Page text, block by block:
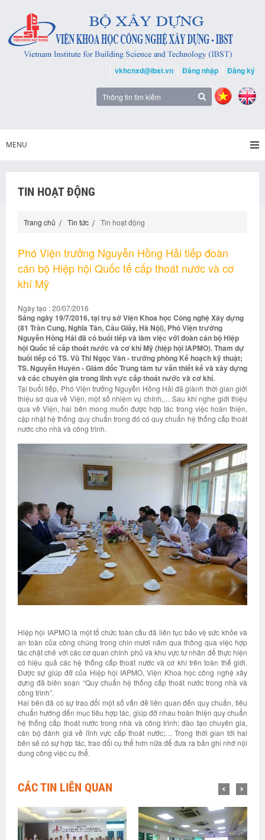
vkhcnxd@ibst.vn Đăng nhập Đăng ký
MENU
TIN HOẠT ĐỘNG
Trang chủ Tin tức Tin hoạt động
Phó Viện trưởng Nguyễn Hồng Hải tiếp đoàn
cán bộ Hiệp hội Quốc tế cấp thoát nước và cơ
khí Mỹ
Ngày tạo : 20/07/2016
Sáng ngày 19/7/2016, tại trụ sở Viện Khoa học Công nghệ Xây dựng
(81 Trần Cung, Nghĩa Tân, Cầu Giấy, Hà Nội), Phó Viện trưởng
Nguyễn Hồng Hải đã có buổi tiếp và làm việc với đoàn cán bộ Hiệp
hội Quốc tế cấp thoát nước và cơ khí Mỹ (hiệp hội IAPMO). Tham dự
buổi tiếp có TS. Vũ Thi Ngọc Vân - trưởng phòng Kế hoạch kỹ thuật;
TS. Nguyễn Huyên - Giám đốc Trung tâm tư vấn thiết kế và xây dựng
và các chuyên gia trong lĩnh vực cấp thoát nước và cơ khí.
Tại buổi tiếp, Phó Viện trưởng Nguyễn Hồng Hải đã giành thời gian giới
thiệu sơ qua về Viện, một số nhiệm vụ chính,… Sau khi nghe giới thiệu
qua về Viện, hai bên mong muốn được hợp tác trong việc hoàn thiện,
cập nhật hệ thống quy chuẩn trong đó có quy chuẩn hệ thống cấp thoát
nước cho nhà và công trình.
Hiệp hội IAPMO là một tổ chức toàn cầu đã liên tục bảo vệ sức khỏe và
an toàn của công chúng trong chin mươi năm qua thông qua việc hợp
tác chặt chẽ với các cơ quan chính phủ và khu vực tư nhân để thực hiện
có hiệu quả các hệ thống cấp thoát nước và cơ khí trên toàn thế giới.
Được sự giúp đỡ của Hiệp hội IAPMO, Viện Khoa học công nghệ xây
dựng đã biên soạn “Quy chuẩn hệ thống cấp thoát nước trong nhà và
công trình”.
Hai bên đã có sự trao đổi một số vấn đề liên quan đến quy chuẩn, tiêu
chuẩn hướng đến mục tiêu hợp tác, giúp đỡ nhau hoàn thiện quy chuẩn
hệ thống cấp thoát nước trong nhà và công trình; đào tạo chuyên gia,
cán bộ đánh giá về lĩnh vực cấp thoát nước;… Trong thời gian tới hai
bên sẽ có sự hợp tác, trao đổi cụ thể hơn nữa để đưa ra bản ghi nhớ nội
dung công việc cụ thể.
CÁC TIN LIÊN QUAN